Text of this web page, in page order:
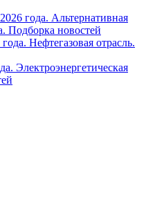
года. Альтернативная
Подборка новостей
Нефтегазовая отрасль.
Электроэнергетическая